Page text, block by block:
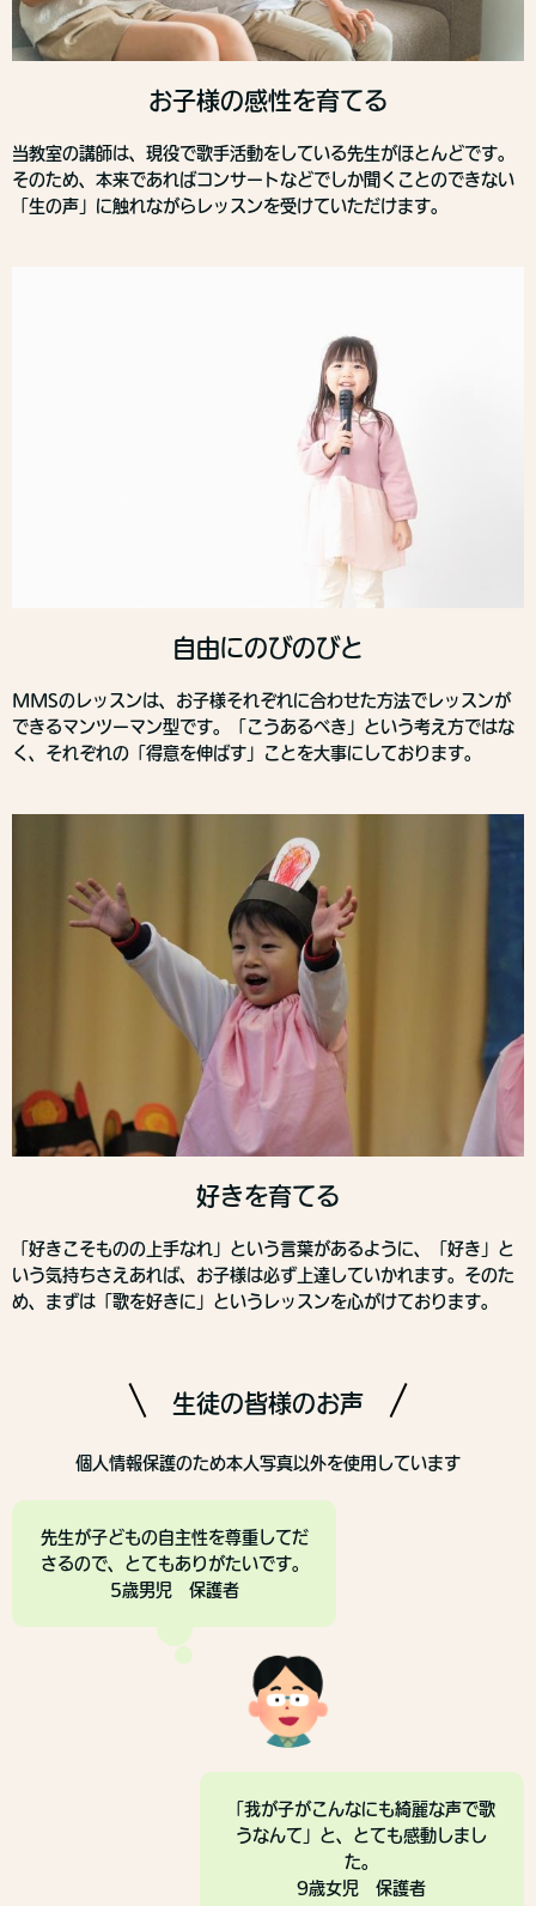
お子様の感性を育てる
当教室の講師は、現役で歌手活動をしている先生がほとんどです。
そのため、本来であればコンサートなどでしか聞くことのできない
「生の声」に触れながら レッスンを受けていただけます。
自由にのびのびと
MMSのレッスンは、お子様それぞれに合わせた方法でレッスンが
できるマンツーマン型です。「こうあるべき」という考え方ではな
く、それぞれの「得意を伸ばす」ことを大事にしております。
好きを育てる
「好きこそものの上手なれ」という言葉があるように、「好き」と
いう気持ちさえあれば、お子様は必ず上達していかれます。そのた
め、まずは「歌を好きに」というレッスンを心がけております。
生徒の皆様のお声
個人情報保護のため本人写真以外を使用しています
先生が子どもの自主性を尊重してだ
さるので、とてもありがたいです。
5歳男児 保護者
「我が子がこんなにも綺麗な声で歌
うなんて」と、とても感動しまし
た。
9歳女児 保護者